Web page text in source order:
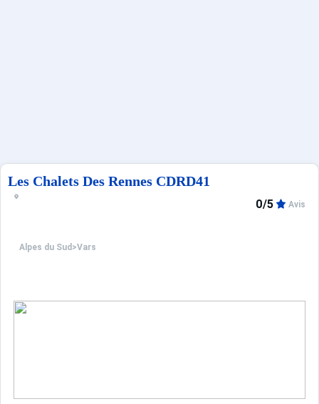
Les Chalets Des Rennes CDRD41
Alpes du Sud >Vars
0/5 Avis